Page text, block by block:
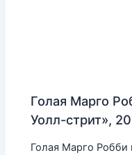
Голая Марго
Уолл-стрит»,
Голая Марго